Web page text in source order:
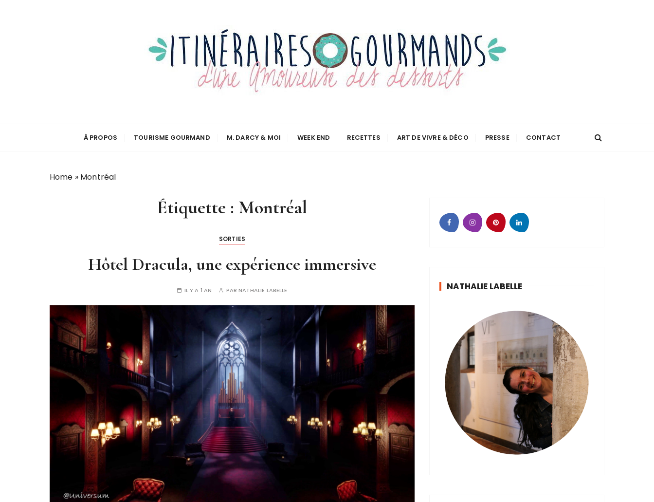
À PROPOS TOURISME GOURMAND M. DARCY & MOI WEEK END RECETTES ART DE VIVRE & DÉCO PRESSE CONTACT
Home » Montréal
Étiquette : Montréal
SORTIES
Hôtel Dracula, une expérience immersive
IL Y A 1 AN PARNATHALIE LABELLE NATHALIE LABELLE